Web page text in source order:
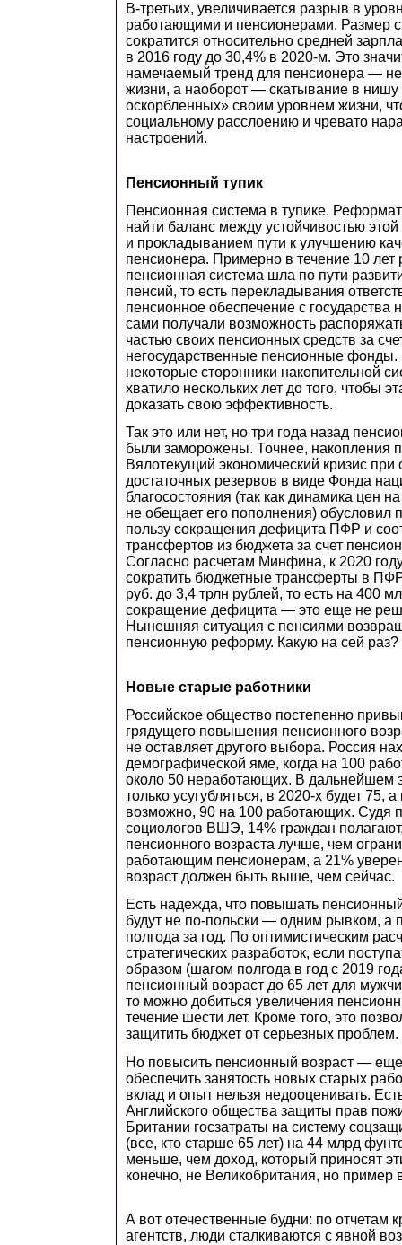
В-третьих, увеличивается разрыв в
работающими и пенсионерами. Размер
сократится относительно средней
в 2016 году до 30,4% в 2020-м. Это
намечаемый тренд для пенсионера — не
жизни, а наоборот — скатывание в
оскорбленных» своим уровнем жизни,
социальному расслоению и чревато
настроений.
Пенсионный тупик
Пенсионная система в тупике.
найти баланс между устойчивостью
и прокладыванием пути к улучшению
пенсионера. Примерно в течение 10 лет
пенсионная система шла по пути
пенсий, то есть перекладывания
пенсионное обеспечение с государства
сами получали возможность
частью своих пенсионных средств за
негосударственные пенсионные фонды.
некоторые сторонники накопительной
хватило нескольких лет до того, чтобы
доказать свою эффективность.
Так это или нет, но три года назад
были заморожены. Точнее, накопления
Вялотекущий экономический кризис при
достаточных резервов в виде Фонда
благосостояния (так как динамика цен
не обещает его пополнения) обусловил
пользу сокращения дефицита ПФР и
трансфертов из бюджета за счет
Согласно расчетам Минфина, к 2020
сократить бюджетные трансферты в
руб. до 3,4 трлн рублей, то есть на 400
сокращение дефицита — это еще не
Нынешняя ситуация с пенсиями
пенсионную реформу. Какую на сей раз?
Новые старые работники
Российское общество постепенно
грядущего повышения пенсионного
не оставляет другого выбора. Россия
демографической яме, когда на 100
около 50 неработающих. В дальнейшем
только усугубляться, в 2020-х будет 75,
возможно, 90 на 100 работающих. Судя
социологов ВШЭ, 14% граждан
пенсионного возраста лучше, чем
работающим пенсионерам, а 21%
возраст должен быть выше, чем сейчас.
Есть надежда, что повышать
будут не по-польски — одним рывком, а
полгода за год. По оптимистическим
стратегических разработок, если
образом (шагом полгода в год с 2019
пенсионный возраст до 65 лет для
то можно добиться увеличения
течение шести лет. Кроме того, это
защитить бюджет от серьезных проблем.
Но повысить пенсионный возраст — еще
обеспечить занятость новых старых
вклад и опыт нельзя недооценивать.
Английского общества защиты прав
Британии госзатраты на систему
(все, кто старше 65 лет) на 44 млрд
меньше, чем доход, который приносят
конечно, не Великобритания, но пример
А вот отечественные будни: по отчетам
агентств, люди сталкиваются с явной